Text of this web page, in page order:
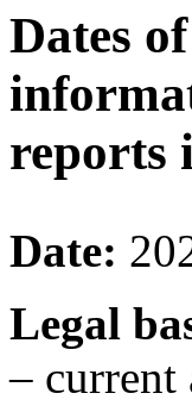
Dates
reports
Date:
Legal
–